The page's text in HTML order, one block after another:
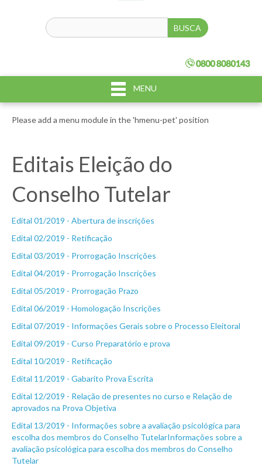
MENU
Please add a menu module in the 'hmenu-pet' position
Editais Eleição do
Conselho Tutelar
Edital 01/2019 - Abertura de inscrições
Edital 02/2019 - Retificação
Edital 03/2019 - Prorrogação Inscrições
Edital 04/2019 - Prorrogação Inscrições
Edital 05/2019 - Prorrogação Prazo
Edital 06/2019 - Homologação Inscrições
Edital 07/2019 - Informações Gerais sobre o Processo Eleitoral
Edital 09/2019 - Curso Preparatório e prova
Edital 10/2019 - Retificação
Edital 11/2019 - Gabarito Prova Escrita
Edital 12/2019 - Relação de presentes no curso e Relação de
aprovados na Prova Objetiva
Edital 13/2019 - Informações sobre a avaliação psicológica para
escolha dos membros do Conselho TutelarInformações sobre a
avaliação psicológica para escolha dos membros do Conselho
Tutelar